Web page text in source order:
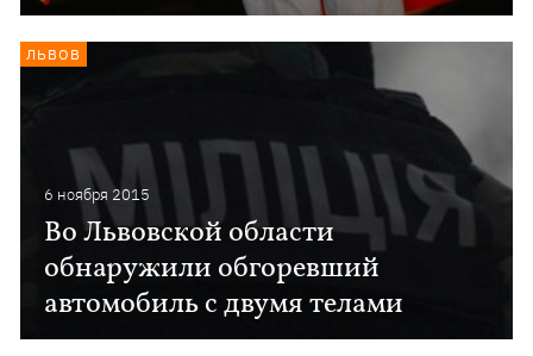
6 ноября 2015
Во Львовской области
обнаружили обгоревший
автомобиль с двумя телами
ЛЬВОВ